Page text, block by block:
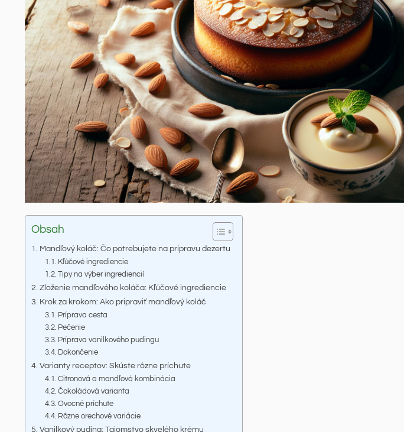
Obsah
Mandľový koláč: Čo potrebujete na prípravu dezertu
Kľúčové ingrediencie
Tipy na výber ingrediencií
Zloženie mandľového koláča: Kľúčové ingrediencie
Krok za krokom: Ako pripraviť mandľový koláč
Príprava cesta
Pečenie
Príprava vanilkového pudingu
Dokončenie
Varianty receptov: Skúste rôzne príchute
Citronová a mandľová kombinácia
Čokoládová varianta
Ovocné príchute
Rôzne orechové variácie
Vanilkový puding: Tajomstvo skvelého krému